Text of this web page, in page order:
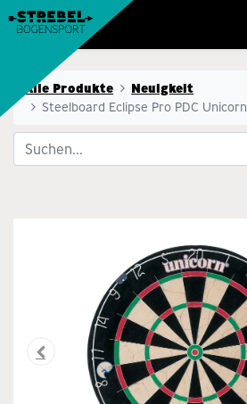
Alle Produkte
Neuigkeit
Steelboard Eclipse Pro PDC Unicorn